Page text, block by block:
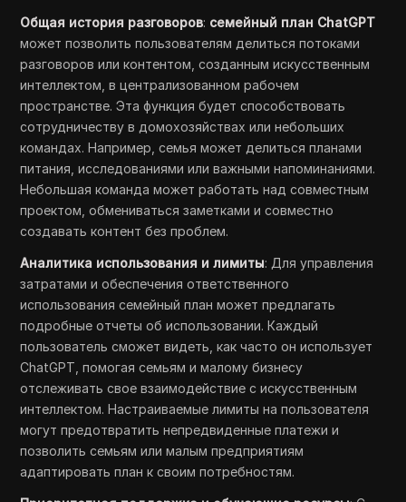
Общая история разговоров: семейный план ChatGPT
может позволить пользователям делиться потоками
разговоров или контентом, созданным искусственным
интеллектом, в централизованном рабочем
пространстве. Эта функция будет способствовать
сотрудничеству в домохозяйствах или небольших
командах. Например, семья может делиться планами
питания, исследованиями или важными напоминаниями.
Небольшая команда может работать над совместным
проектом, обмениваться заметками и совместно
создавать контент без проблем.
Аналитика использования и лимиты: Для управления
затратами и обеспечения ответственного
использования семейный план может предлагать
подробные отчеты об использовании. Каждый
пользователь сможет видеть, как часто он использует
ChatGPT, помогая семьям и малому бизнесу
отслеживать свое взаимодействие с искусственным
интеллектом. Настраиваемые лимиты на пользователя
могут предотвратить непредвиденные платежи и
позволить семьям или малым предприятиям
адаптировать план к своим потребностям.